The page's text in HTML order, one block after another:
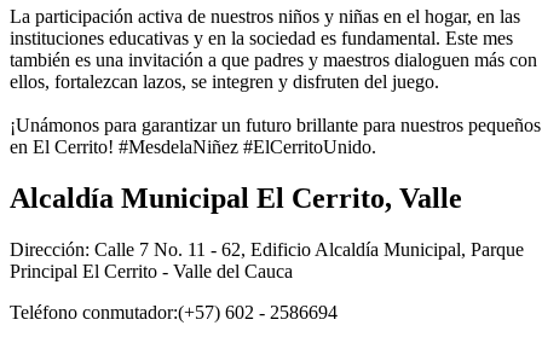
La participación activa de nuestros niños y niñas en el hogar, en las
instituciones educativas y en la sociedad es fundamental. Este mes
también es una invitación a que padres y maestros dialoguen más con
ellos, fortalezcan lazos, se integren y disfruten del juego.
¡Unámonos para garantizar un futuro brillante para nuestros pequeños
en El Cerrito! #MesdelaNiñez #ElCerritoUnido.
Alcaldía Municipal El Cerrito, Valle
Dirección: Calle 7 No. 11 - 62, Edificio Alcaldía Municipal, Parque
Principal El Cerrito - Valle del Cauca
Teléfono conmutador:(+57) 602 - 2586694